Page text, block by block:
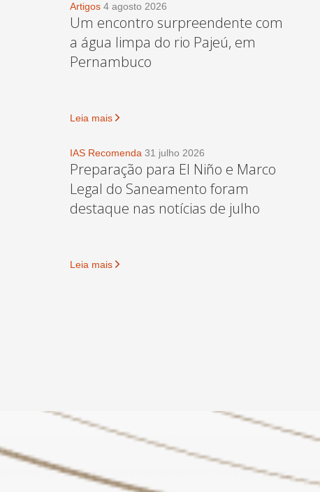
Artigos 4 agosto 2026
Um encontro surpreendente com
a água limpa do rio Pajeú, em
Pernambuco
Leia mais
IAS Recomenda 31 julho 2026
Preparação para El Niño e Marco
Legal do Saneamento foram
destaque nas notícias de julho
Leia mais